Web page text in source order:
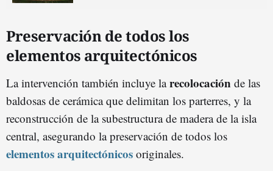
Preservación de todos los
elementos arquitectónicos
La intervención también incluye larecolocación de las
baldosas de cerámica que delimitan los parterres, y la
reconstrucción de la subestructura de madera de la isla
central, asegurando la preservación de todos los
elementos arquitectónicos originales.